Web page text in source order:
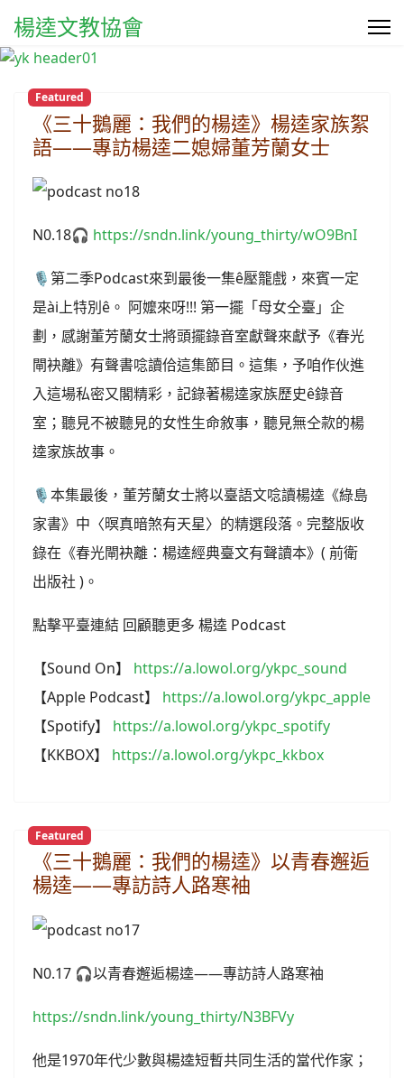
楊逵文教協會
Featured
《三十鵝麗：我們的楊逵》楊逵家族絮
語——專訪楊逵二媳婦董芳蘭女士
N0.18🎧 https://sndn.link/young_thirty/wO9BnI
🎙️第二季Podcast來到最後一集ê壓籠戲，來賓一定
是ài上特別ê。 阿嬤來呀!!! 第一擺「母女仝臺」企
劃，感謝董芳蘭女士將頭擺錄音室獻聲來獻予《春光
閘袂離》有聲書唸讀佮這集節目。這集，予咱作伙進
入這場私密又閣精彩，記錄著楊逵家族歷史ê錄音
室；聽見不被聽見的女性生命敘事，聽見無仝款的楊
逵家族故事。
🎙️本集最後，董芳蘭女士將以臺語文唸讀楊逵《綠島
家書》中〈暝真暗煞有天星〉的精選段落。完整版收
錄在《春光閘袂離：楊逵經典臺文有聲讀本》( 前衛
出版社 )。
點擊平臺連結 回顧聽更多 楊逵 Podcast
【Sound On】 https://a.lowol.org/ykpc_sound
【Apple Podcast】 https://a.lowol.org/ykpc_apple
【Spotify】 https://a.lowol.org/ykpc_spotify
【KKBOX】 https://a.lowol.org/ykpc_kkbox
Featured
《三十鵝麗：我們的楊逵》以青春邂逅
楊逵——專訪詩人路寒袖
N0.17 🎧以青春邂逅楊逵——專訪詩人路寒袖
https://sndn.link/young_thirty/N3BFVy
他是1970年代少數與楊逵短暫共同生活的當代作家；